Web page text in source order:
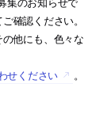
確認ください。
の他にも、色々な
せください
。